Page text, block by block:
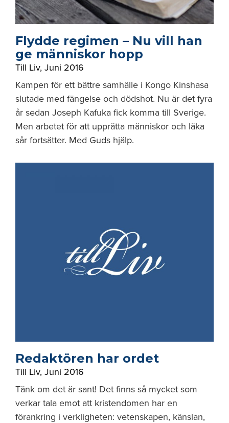
Flydde regimen – Nu vill han
ge människor hopp
Till Liv, Juni 2016
Kampen för ett bättre samhälle i Kongo Kinshasa
slutade med fängelse och dödshot. Nu är det fyra
år sedan Joseph Kafuka fick komma till Sverige.
Men arbetet för att upprätta människor och läka
sår fortsätter. Med Guds hjälp.
Redaktören har ordet
Till Liv, Juni 2016
Tänk om det är sant! Det finns så mycket som
verkar tala emot att kristendomen har en
förankring i verkligheten: vetenskapen, känslan,